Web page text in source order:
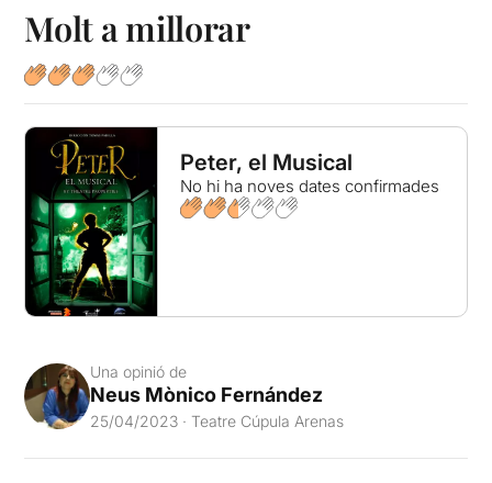
Molt a millorar
Peter, el Musical
No hi ha noves dates confirmades
Una opinió de
Neus Mònico Fernández
25/04/2023 · Teatre Cúpula Arenas